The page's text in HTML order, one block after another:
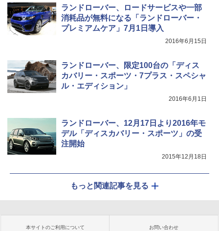
ランドローバー、ロードサービスや一部
消耗品が無料になる「ランドローバー・
プレミアムケア」7月1日導入
2016年6月15日
ランドローバー、限定100台の「ディス
カバリー・スポーツ・7プラス・スペシャ
ル・エディション」
2016年6月1日
ランドローバー、12月17日より2016年モ
デル「ディスカバリー・スポーツ」の受
注開始
2015年12月18日
もっと関連記事を見る
本サイトのご利用について お問い合わせ